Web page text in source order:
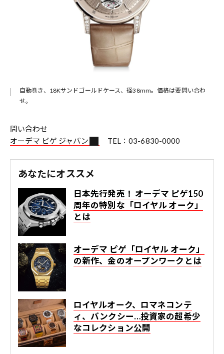
自動巻き、18Kサンドゴールドケース、径38mm。価格は要問い合わ
せ。
問い合わせ
オーデマ ピゲ ジャパン
TEL：03-6830-0000
あなたにオススメ
日本先行発売！ オーデマ ピゲ150
周年の特別な「ロイヤル オーク」
とは
オーデマ ピゲ「ロイヤル オーク」
の新作、金のオープンワークとは
ロイヤルオーク、ロマネコンテ
ィ、バンクシー…投資家の超希少
なコレクション公開